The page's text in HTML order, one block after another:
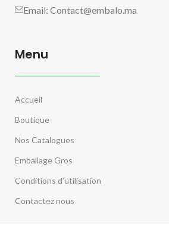
Email:Contact@embalo.ma
Menu
Accueil
Boutique
Nos Catalogues
Emballage Gros
Conditions d’utilisation
Contactez nous